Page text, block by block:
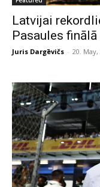
Latvijai
Pasaules finālā
Juris Dargēvičs - 20. May,